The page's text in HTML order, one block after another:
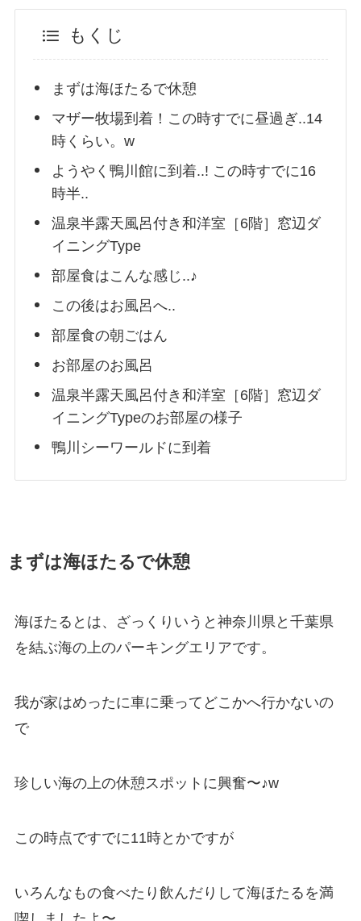
もくじ
まずは海ほたるで休憩
マザー牧場到着！この時すでに昼過ぎ..14
時くらい。w
ようやく鴨川館に到着..! この時すでに16
時半..
温泉半露天風呂付き和洋室［6階］窓辺ダ
イニングType
部屋食はこんな感じ..♪
この後はお風呂へ..
部屋食の朝ごはん
お部屋のお風呂
温泉半露天風呂付き和洋室［6階］窓辺ダ
イニングTypeのお部屋の様子
鴨川シーワールドに到着
まずは海ほたるで休憩
海ほたるとは、ざっくりいうと神奈川県と千葉県
を結ぶ海の上のパーキングエリアです。
我が家はめったに車に乗ってどこかへ行かないの
で
珍しい海の上の休憩スポットに興奮〜♪w
この時点ですでに11時とかですが
いろんなもの食べたり飲んだりして海ほたるを満